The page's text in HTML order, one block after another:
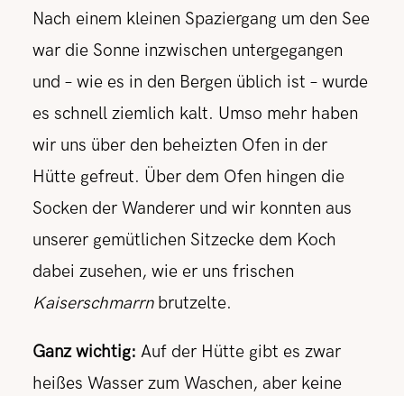
Nach einem kleinen Spaziergang um den See
war die Sonne inzwischen untergegangen
und – wie es in den Bergen üblich ist – wurde
es schnell ziemlich kalt. Umso mehr haben
wir uns über den beheizten Ofen in der
Hütte gefreut. Über dem Ofen hingen die
Socken der Wanderer und wir konnten aus
unserer gemütlichen Sitzecke dem Koch
dabei zusehen, wie er uns frischen
Kaiserschmarrnbrutzelte.
Ganz wichtig: Auf der Hütte gibt es zwar
heißes Wasser zum Waschen, aber keine